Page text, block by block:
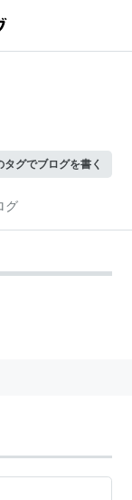
タグでブログを書く
グ